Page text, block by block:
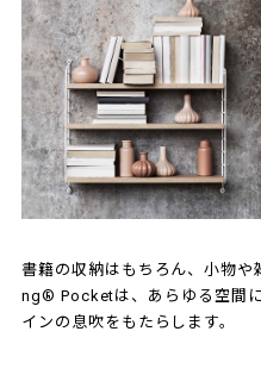
書籍の収納はもちろん、小物
ng® Pocketは、あらゆる空間
インの息吹をもたらします。